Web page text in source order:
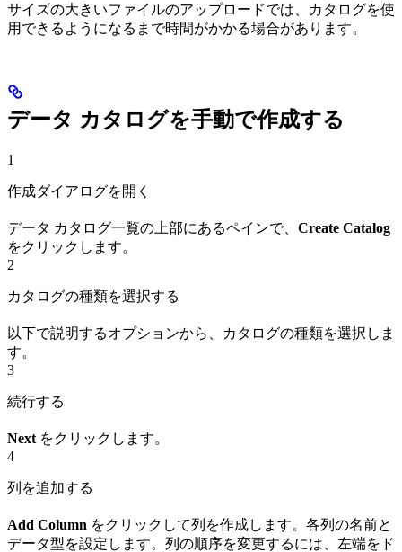
サイズの大きいファイルのアップロードでは、カタログを使
用できるようになるまで時間がかかる場合があります。
データ カタログを手動で作成する
1
作成ダイアログを開く
データ カタログ一覧の上部にあるペインで、 Create Catalog
をクリックします。
2
カタログの種類を選択する
以下で説明するオプションから、カタログの種類を選択しま
す。
3
続行する
Next をクリックします。
4
列を追加する
Add Column をクリックして列を作成します。各列の名前と
データ型を設定します。列の順序を変更するには、左端をド